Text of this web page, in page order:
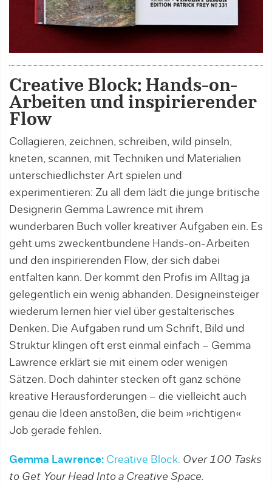
Creative Block: Hands-on-
Arbeiten und inspirierender
Flow
Collagieren, zeichnen, schreiben, wild pinseln,
kneten, scannen, mit Techniken und Materialien
unterschiedlichster Art spielen und
experimentieren: Zu all dem lädt die junge britische
Designerin Gemma Lawrence mit ihrem
wunderbaren Buch voller kreativer Aufgaben ein. Es
geht ums zweckentbundene Hands-on-Arbeiten
und den inspirierenden Flow, der sich dabei
entfalten kann. Der kommt den Profis im Alltag ja
gelegentlich ein wenig abhanden. Designeinsteiger
wiederum lernen hier viel über gestalterisches
Denken. Die Aufgaben rund um Schrift, Bild und
Struktur klingen oft erst einmal einfach – Gemma
Lawrence erklärt sie mit einem oder wenigen
Sätzen. Doch dahinter stecken oft ganz schöne
kreative Herausforderungen – die vielleicht auch
genau die Ideen anstoßen, die beim »richtigen«
Job gerade fehlen.
Gemma Lawrence: Creative Block. Over 100 Tasks
to Get Your Head Into a Creative Space.